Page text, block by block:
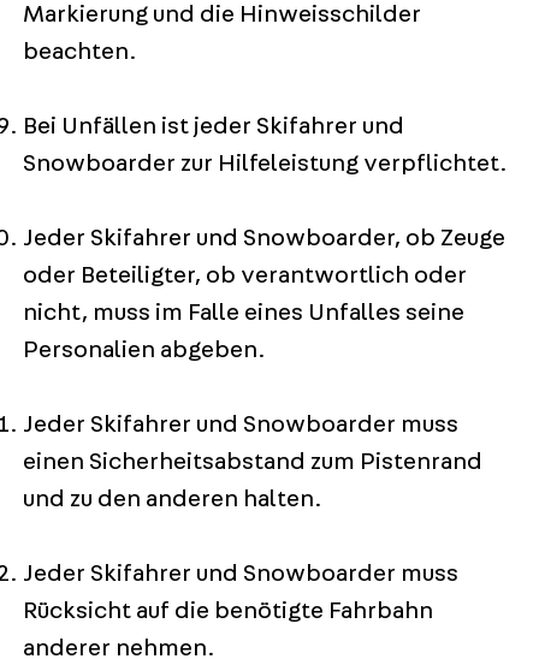
Markierung und die Hinweisschilder
beachten.
Bei Unfällen ist jeder Skifahrer und
Snowboarder zur Hilfeleistung verpflichtet.
Jeder Skifahrer und Snowboarder, ob Zeuge
oder Beteiligter, ob verantwortlich oder
nicht, muss im Falle eines Unfalles seine
Personalien abgeben.
Jeder Skifahrer und Snowboarder muss
einen Sicherheitsabstand zum Pistenrand
und zu den anderen halten.
Jeder Skifahrer und Snowboarder muss
Rücksicht auf die benötigte Fahrbahn
anderer nehmen.